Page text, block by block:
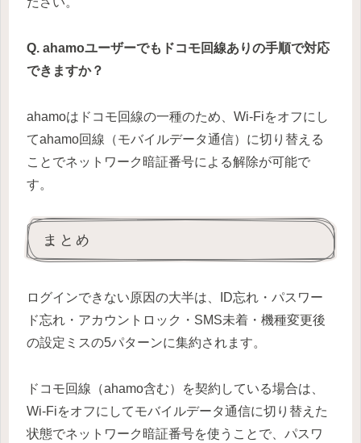
Q. ahamoユーザーでもドコモ回線ありの手順で対応
できますか？
ahamoはドコモ回線の一種のため、Wi-Fiをオフにし
てahamo回線（モバイルデータ通信）に切り替える
ことでネットワーク暗証番号による解除が可能で
す。
まとめ
ログインできない原因の大半は、ID忘れ・パスワー
ド忘れ・アカウントロック・SMS未着・機種変更後
の設定ミスの5パターンに集約されます。
ドコモ回線（ahamo含む）を契約している場合は、
Wi-Fiをオフにしてモバイルデータ通信に切り替えた
状態でネットワーク暗証番号を使うことで、パスワ